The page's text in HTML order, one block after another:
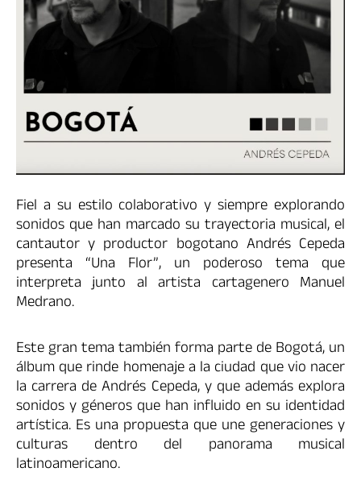
Fiel a su estilo colaborativo y siempre explorando
sonidos que han marcado su trayectoria musical, el
cantautor y productor bogotano Andrés Cepeda
presenta “Una Flor”, un poderoso tema que
interpreta junto al artista cartagenero Manuel
Medrano.
Este gran tema también forma parte de Bogotá, un
álbum que rinde homenaje a la ciudad que vio nacer
la carrera de Andrés Cepeda, y que además explora
sonidos y géneros que han influido en su identidad
artística. Es una propuesta que une generaciones y
culturas dentro del panorama musical
latinoamericano.